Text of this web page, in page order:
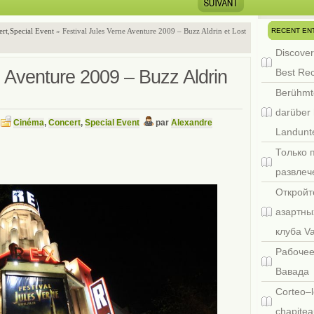
Special Event » Festival Jules Verne Aventure 2009 – Buzz Aldrin et Lost
2009 – Buzz Aldrin
Cinéma, Concert, Special Event par Alexandre
RECENT
Best
darüber
Только
клуба
Вавада